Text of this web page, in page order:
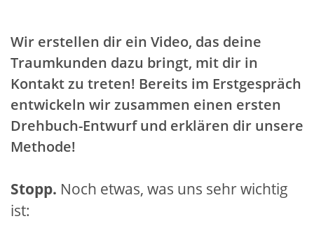
Wir erstellen dir ein Video, das deine
Traumkunden dazu bringt, mit dir in
Kontakt zu treten! Bereits im Erstgespräch
entwickeln wir zusammen einen ersten
Drehbuch-Entwurf und erklären dir unsere
Methode!
Stopp. Noch etwas, was uns sehr wichtig
ist: